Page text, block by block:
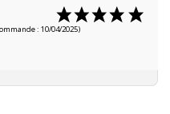
: 10/04/2025)